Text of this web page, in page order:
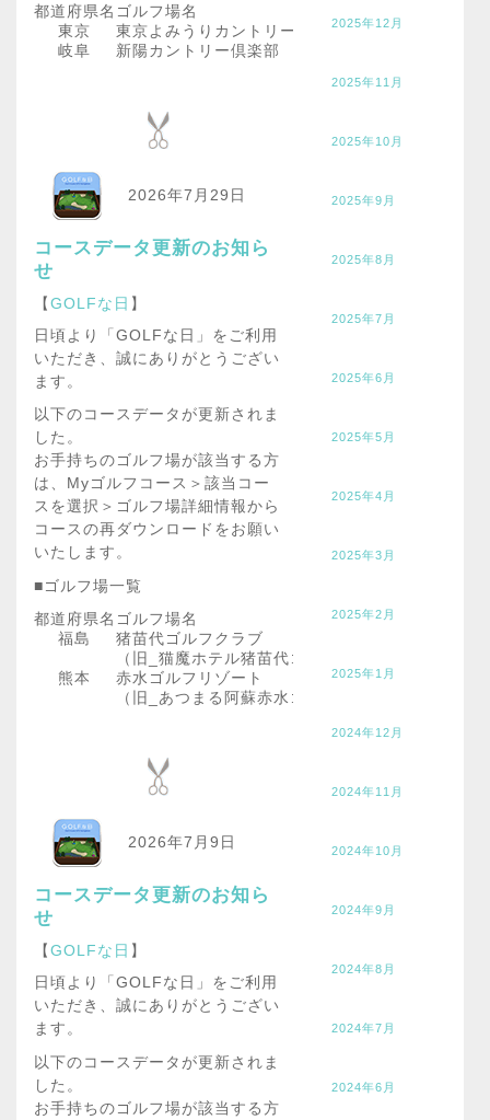
都道府県名 ゴルフ場名
東京
東京よみうりカントリークラブ
岐阜
新陽カントリー倶楽部
2026年7月29日
コースデータ更新のお知ら
せ
【GOLFな日 】
日頃より「GOLFな日」をご利用
いただき、誠にありがとうござい
ます。
以下のコースデータが更新されま
した。
お手持ちのゴルフ場が該当する方
は、Myゴルフコース＞該当コー
スを選択＞ゴルフ場詳細情報から
コースの再ダウンロードをお願い
いたします。
■ゴルフ場一覧
都道府県名 ゴルフ場名
福島
猪苗代ゴルフクラブ
（旧_猫魔ホテル猪苗代ゴルフコース）
熊本
赤水ゴルフリゾート
（旧_あつまる阿蘇赤水ゴルフ倶楽部）
2026年7月9日
コースデータ更新のお知ら
せ
【GOLFな日 】
日頃より「GOLFな日」をご利用
いただき、誠にありがとうござい
ます。
以下のコースデータが更新されま
した。
お手持ちのゴルフ場が該当する方
2025年12月
2025年11月
2025年10月
2025年9月
2025年8月
2025年7月
2025年6月
2025年5月
2025年4月
2025年3月
2025年2月
2025年1月
2024年12月
2024年11月
2024年10月
2024年9月
2024年8月
2024年7月
2024年6月